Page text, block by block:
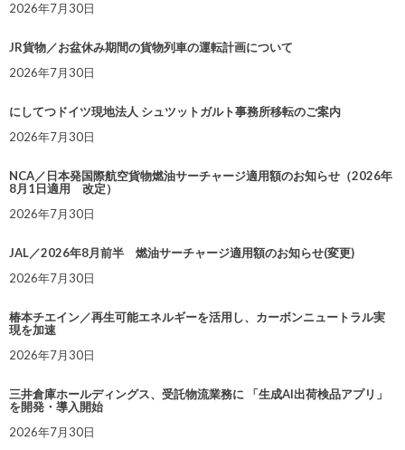
2026年7月30日
JR貨物／お盆休み期間の貨物列車の運転計画について
2026年7月30日
にしてつドイツ現地法人 シュツットガルト事務所移転のご案内
2026年7月30日
NCA／日本発国際航空貨物燃油サーチャージ適用額のお知らせ（2026年
8月1日適用 改定）
2026年7月30日
JAL／2026年8月前半 燃油サーチャージ適用額のお知らせ(変更)
2026年7月30日
椿本チエイン／再生可能エネルギーを活用し、カーボンニュートラル実
現を加速
2026年7月30日
三井倉庫ホールディングス、受託物流業務に 「生成AI出荷検品アプリ」
を開発・導入開始
2026年7月30日